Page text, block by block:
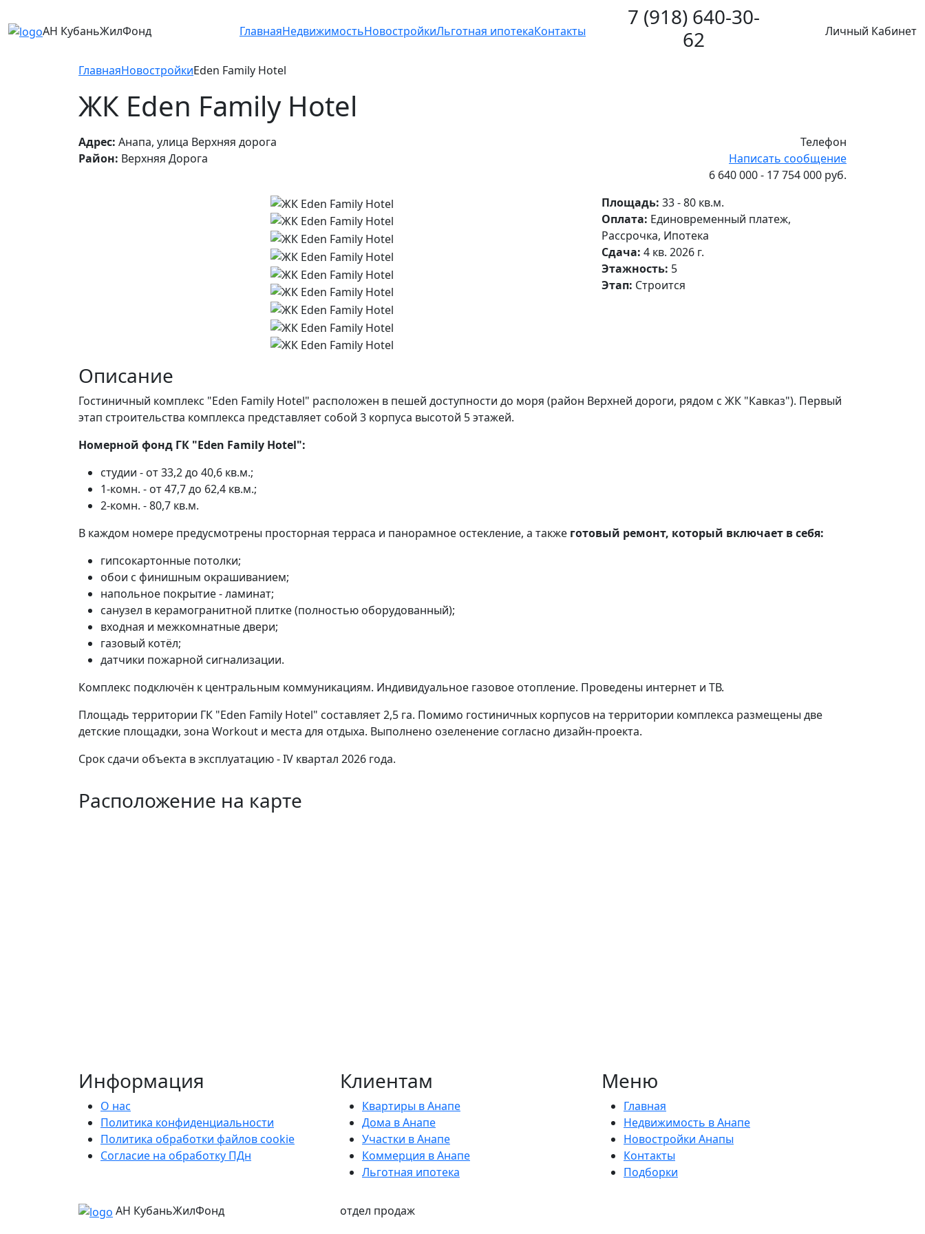
АН КубаньЖилФонд ГлавнаяНедвижимостьНовостройкиЛьготная ипотекаКонтакты
7 (918) 640-30-
62
Личный Кабинет
ГлавнаяНовостройкиEden Family Hotel
ЖК Eden Family Hotel
Адрес: Анапа, улица Верхняя дорога
Район: Верхняя Дорога
Телефон
Написать сообщение
6 640 000 - 17 754 000 руб.
Площадь: 33 - 80 кв.м.
Оплата: Единовременный платеж,
Рассрочка, Ипотека
Сдача: 4 кв. 2026 г.
Этажность: 5
Этап: Строится
Описание
Гостиничный комплекс "Eden Family Hotel" расположен в пешей доступности до моря (район Верхней дороги, рядом с ЖК "Кавказ"). Первый
этап строительства комплекса представляет собой 3 корпуса высотой 5 этажей.
Номерной фонд ГК "Eden Family Hotel":
студии - от 33,2 до 40,6 кв.м.;
1-комн. - от 47,7 до 62,4 кв.м.;
2-комн. - 80,7 кв.м.
В каждом номере предусмотрены просторная терраса и панорамное остекление, а также готовый ремонт, который включает в себя:
гипсокартонные потолки;
обои с финишным окрашиванием;
напольное покрытие - ламинат;
санузел в керамогранитной плитке (полностью оборудованный);
входная и межкомнатные двери;
газовый котёл;
датчики пожарной сигнализации.
Комплекс подключён к центральным коммуникациям. Индивидуальное газовое отопление. Проведены интернет и ТВ.
Площадь территории ГК "Eden Family Hotel" составляет 2,5 га. Помимо гостиничных корпусов на территории комплекса размещены две
детские площадки, зона Workout и места для отдыха. Выполнено озеленение согласно дизайн-проекта.
Срок сдачи объекта в эксплуатацию - IV квартал 2026 года.
Расположение на карте
Информация
О нас
Политика конфиденциальности
Политика обработки файлов cookie
Согласие на обработку ПДн
Клиентам
Квартиры в Анапе
Дома в Анапе
Участки в Анапе
Коммерция в Анапе
Льготная ипотека
Меню
Главная
Недвижимость в Анапе
Новостройки Анапы
Контакты
Подборки
АН КубаньЖилФонд
отдел продаж